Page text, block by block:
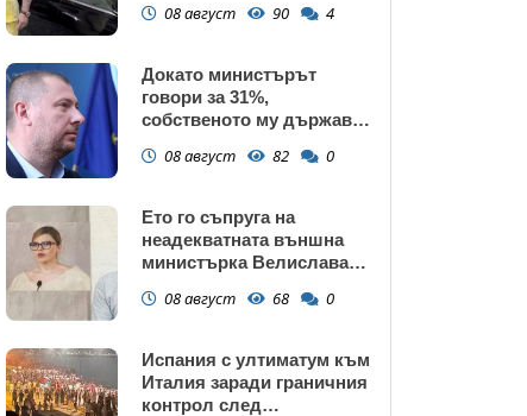
08 август 90 4
Докато министърът
говори за 31%,
собственото му държавно
крадецът вика дръжте
08 август 82 0
Ето го съпруга на
неадекватната външна
министърка Велислава
08 август 68 0
Испания с ултиматум към
Италия заради граничния
контрол след